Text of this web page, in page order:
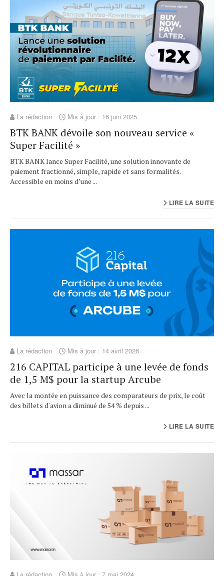
La rédaction Mis à jour : 16 juin 2025
BTK BANK dévoile son nouveau service «
Super Facilité »
BTK BANK lance Super Facilité, une solution innovante de
paiement fractionné, simple, rapide et sans formalités.
Accessible en moins d’une ...
LIRE LA SUITE
La rédaction Mis à jour : 14 avril 2026
216 CAPITAL participe à une levée de fonds
de 1,5 M$ pour la startup Arcube
Avec la montée en puissance des comparateurs de prix, le coût
des billets d'avion a diminué de 54 % depuis ...
LIRE LA SUITE